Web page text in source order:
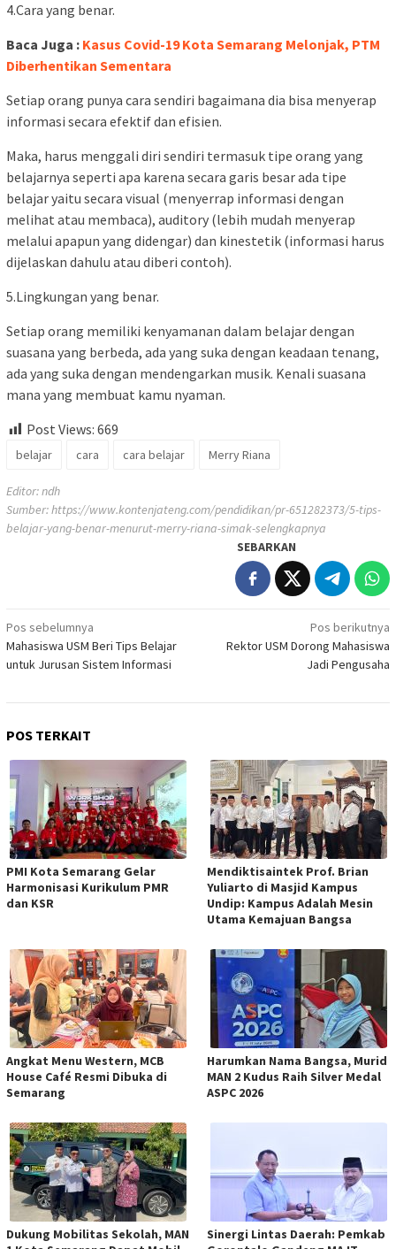
4.Cara yang benar.
Baca Juga : Kasus Covid-19 Kota Semarang Melonjak, PTM
Diberhentikan Sementara
Setiap orang punya cara sendiri bagaimana dia bisa menyerap
informasi secara efektif dan efisien.
Maka, harus menggali diri sendiri termasuk tipe orang yang
belajarnya seperti apa karena secara garis besar ada tipe
belajar yaitu secara visual (menyerrap informasi dengan
melihat atau membaca), auditory (lebih mudah menyerap
melalui apapun yang didengar) dan kinestetik (informasi harus
dijelaskan dahulu atau diberi contoh).
5.Lingkungan yang benar.
Setiap orang memiliki kenyamanan dalam belajar dengan
suasana yang berbeda, ada yang suka dengan keadaan tenang,
ada yang suka dengan mendengarkan musik. Kenali suasana
mana yang membuat kamu nyaman.
Post Views: 669
belajar cara cara belajar Merry Riana
Editor: ndh
Sumber:https://www.kontenjateng.com/pendidikan/pr-651282373/5-tips-
belajar-yang-benar-menurut-merry-riana-simak-selengkapnya
SEBARKAN
Navigasi
pos
Pos sebelumnya
Mahasiswa USM Beri Tips Belajar
untuk Jurusan Sistem Informasi
Pos berikutnya
Rektor USM Dorong Mahasiswa
Jadi Pengusaha
POS TERKAIT
PMI Kota Semarang Gelar
Harmonisasi Kurikulum PMR
dan KSR
Mendiktisaintek Prof. Brian
Yuliarto di Masjid Kampus
Undip: Kampus Adalah Mesin
Utama Kemajuan Bangsa
Angkat Menu Western, MCB
House Café Resmi Dibuka di
Semarang
Harumkan Nama Bangsa, Murid
MAN 2 Kudus Raih Silver Medal
ASPC 2026
Dukung Mobilitas Sekolah, MAN
Sinergi Lintas Daerah: Pemkab